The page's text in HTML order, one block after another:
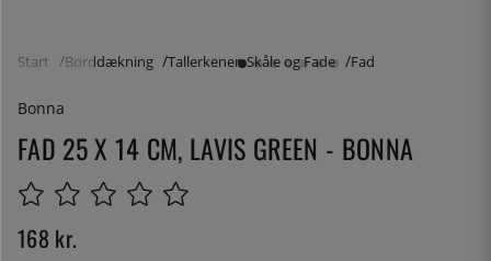
Start Borddækning Tallerkener, Skåle og Fade Fad
Bonna
FAD 25 X 14 CM, LAVIS GREEN - BONNA
168 kr.